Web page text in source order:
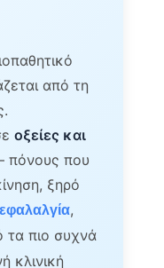
από τη
οξείες και
πόνους που
ξηρό
,
τα πιο συχνά
κλινική